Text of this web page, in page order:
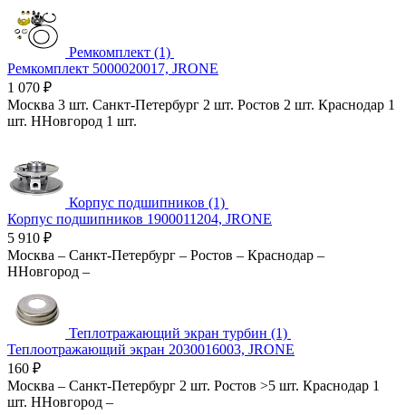
Ремкомплект (1)
Ремкомплект 5000020017, JRONE
1 070 ₽
Москва 3 шт. Санкт-Петербург 2 шт. Ростов 2 шт. Краснодар 1
шт. ННовгород 1 шт.
Корпус подшипников (1)
Корпус подшипников 1900011204, JRONE
5 910 ₽
Москва – Санкт-Петербург – Ростов – Краснодар –
ННовгород –
Теплотражающий экран турбин (1)
Теплоотражающий экран 2030016003, JRONE
160 ₽
Москва – Санкт-Петербург 2 шт. Ростов >5 шт. Краснодар 1
шт. ННовгород –